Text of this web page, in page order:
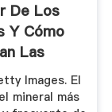
De Los
Y Cómo
Las
Del ...
Images. El
mineral más